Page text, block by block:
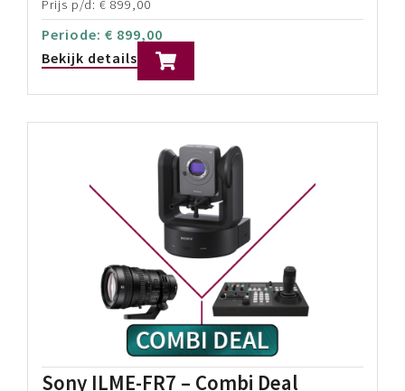
Sony ILME-FR7 – *Ultimate Kit*
Full-Frame PTZ camera met verwisselbare lens
Back-illuminated 35 mm full-frame CMOS-
beeldsensor
BIONZ XR™ beeldverwerking